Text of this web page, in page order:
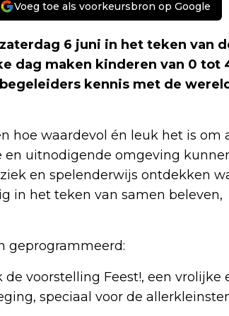
Voeg toe als voorkeursbron op Google
zaterdag 6 juni in het teken van
dag maken kinderen van 0 tot
kennis met de
hoe waardevol én leuk het is om
uitnodigende omgeving
en spelenderwijs ontdekken
in het teken van samen beleven,
geprogrammeerd:
voorstelling Feest!, een vrolijke
speciaal voor de